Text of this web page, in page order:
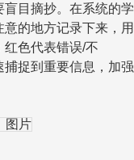
目摘抄。在系统的学
的地方记录下来，用
红色代表错误/不
捕捉到重要信息，加强